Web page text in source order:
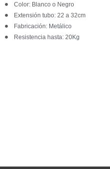
Color: Blanco o Negro
Extensión tubo: 22 a 32cm
Fabricación: Metálico
Resistencia hasta: 20Kg